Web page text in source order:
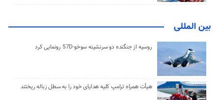
بین المللی
روسیه از جنگنده دو سرنشینه سوخو-57D رونمایی کرد
هیأت همراه ترامپ کلیه هدایای خود را به سطل زباله ریختند